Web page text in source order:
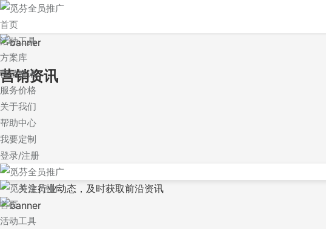
首页
活动工具
方案库
营销资讯
服务价格
关于我们
帮助中心
我要定制
登录/注册
首页
活动工具
营销资讯
关注行业动态，及时获取前沿资讯